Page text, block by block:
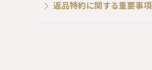
返品特約に関する重要事項